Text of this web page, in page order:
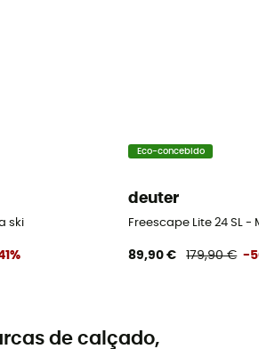
ski
Eco-concebido
deuter
Freescape Lite 24 SL -
89,90 € 179,90 € -
de calçado,